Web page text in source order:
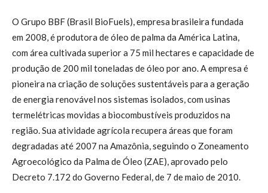
O Grupo BBF (Brasil BioFuels), empresa brasileira fundada
em 2008, é produtora de óleo de palma da América Latina,
com área cultivada superior a 75 mil hectares e capacidade de
produção de 200 mil toneladas de óleo por ano. A empresa é
pioneira na criação de soluções sustentáveis para a geração
de energia renovável nos sistemas isolados, com usinas
termelétricas movidas a biocombustíveis produzidos na
região. Sua atividade agrícola recupera áreas que foram
degradadas até 2007 na Amazônia, seguindo o Zoneamento
Agroecológico da Palma de Óleo (ZAE), aprovado pelo
Decreto 7.172 do Governo Federal, de 7 de maio de 2010.